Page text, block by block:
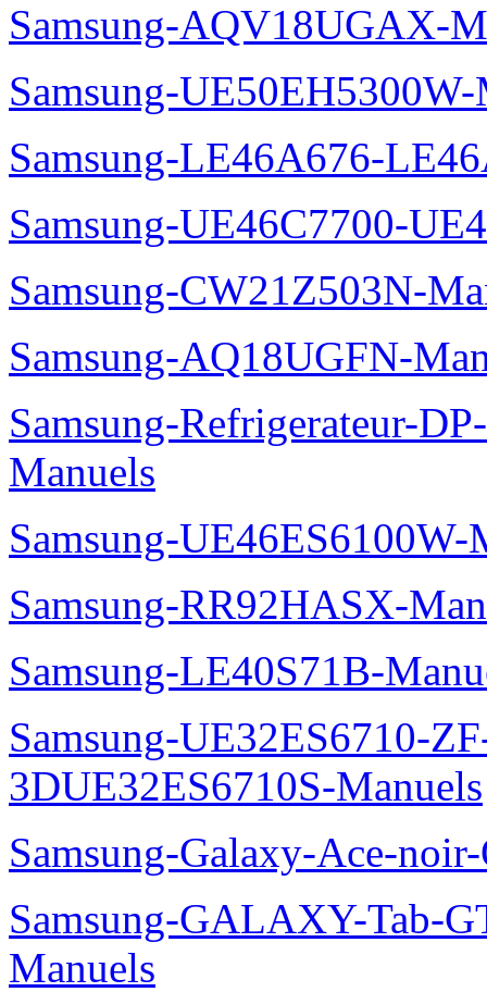
Samsung-AQV18UGAX-
Samsung-UE50EH5300W-
Samsung-LE46A676-
Samsung-UE46C7700-
Samsung-CW21Z503N-
Samsung-AQ18UGFN-
Samsung-Refrigerateur-
Manuels
Samsung-UE46ES6100W-
Samsung-RR92HASX-
Samsung-LE40S71B-
Samsung-UE32ES6710-
3DUE32ES6710S-Manuels
Samsung-Galaxy-Ace-
Samsung-GALAXY-Tab-
Manuels